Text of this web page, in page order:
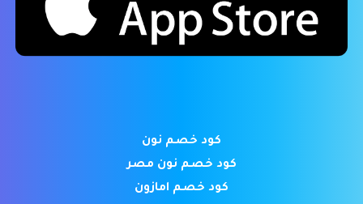
كود خصم نون
كود خصم نون مصر
كود خصم امازون